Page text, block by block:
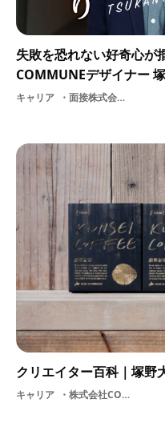
失敗を恐れない好奇心が
COMMUNEデザイナー
キャリア 面接株式会社COMMUNE北海道ロゴグラフィックデザイン
クリエイター百科｜塚野
キャリア 株式会社COMMUNE北海道ロゴグラフィックデザイン地方